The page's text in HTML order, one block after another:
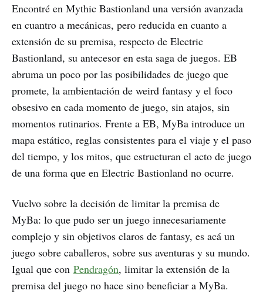
Encontré en Mythic Bastionland una versión avanzada
en cuantro a mecánicas, pero reducida en cuanto a
extensión de su premisa, respecto de Electric
Bastionland, su antecesor en esta saga de juegos. EB
abruma un poco por las posibilidades de juego que
promete, la ambientación de weird fantasy y el foco
obsesivo en cada momento de juego, sin atajos, sin
momentos rutinarios. Frente a EB, MyBa introduce un
mapa estático, reglas consistentes para el viaje y el paso
del tiempo, y los mitos, que estructuran el acto de juego
de una forma que en Electric Bastionland no ocurre.
Vuelvo sobre la decisión de limitar la premisa de
MyBa: lo que pudo ser un juego innecesariamente
complejo y sin objetivos claros de fantasy, es acá un
juego sobre caballeros, sobre sus aventuras y su mundo.
Igual que con Pendragón, limitar la extensión de la
premisa del juego no hace sino beneficiar a MyBa.